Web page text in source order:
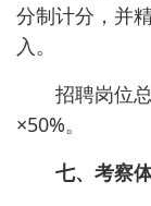
分制计分，并
入。
招聘岗位
×50%。
七、考察